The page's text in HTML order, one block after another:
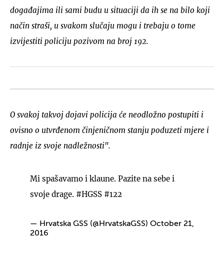
događajima ili sami budu u situaciji da ih se na bilo koji
način straši, u svakom slučaju mogu i trebaju o tome
izvijestiti policiju pozivom na broj 192.
O svakoj takvoj dojavi policija će neodložno postupiti i
ovisno o utvrđenom činjeničnom stanju poduzeti mjere i
radnje iz svoje nadležnosti".
Mi spašavamo i klaune. Pazite na sebe i
svoje drage. #HGSS #122
— Hrvatska GSS (@HrvatskaGSS) October 21,
2016